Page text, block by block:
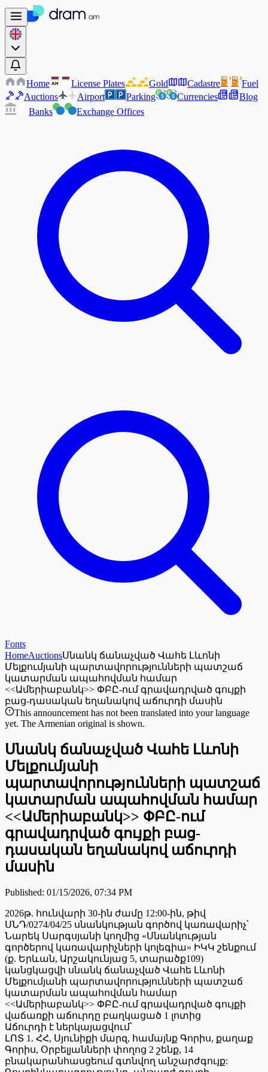
Home AM License Plates Gold Cadastre
Fuel
Auctions
Airport Parking Currencies
Blog
Banks
Exchange Offices
Fonts
HomeAuctionsՍնանկ ճանաչված Վահե Լևոնի
Մելքումյանի պարտավորությունների պատշաճ
կատարման ապահովման համար
<<Ամերիաբանկ>> ՓԲԸ-ում գրավադրված գույքի
բաց-դասական եղանակով աճուրդի մասին
This announcement has not been translated into your language
yet. The Armenian original is shown.
Սնանկ ճանաչված Վահե Լևոնի
Մելքումյանի
պարտավորությունների պատշաճ
կատարման ապահովման համար
<<Ամերիաբանկ>> ՓԲԸ-ում
գրավադրված գույքի բաց-
դասական եղանակով աճուրդի
մասին
Published: 01/15/2026, 07:34 PM
2026թ. հունվարի 30-ին ժամը 12:00-ին, թիվ
ՍՆԴ/0274/04/25 սնանկության գործով կառավարիչ՝
Նարեկ Սարգսյանի կողմից «Սնանկության
գործերով կառավարիչների կոլեգիա» ԻԿԿ շենքում
(ք. Երևան, Արշակունյաց 5, տարածք109)
կանցկացվի սնանկ ճանաչված Վահե Լևոնի
Մելքումյանի պարտավորությունների պատշաճ
կատարման ապահովման համար
<<Ամերիաբանկ>> ՓԲԸ-ում գրավադրված գույքի
վաճառքի աճուրդը բաղկացած 1 լոտից
Աճուրդի է ներկայացվում՝
ԼՈՏ 1. ՀՀ, Սյունիքի մարզ, համայնք Գորիս, քաղաք
Գորիս, Օրբելյանների փողոց 2 շենք, 14
բնակարանհասցեում գտնվող անշարժգույք: